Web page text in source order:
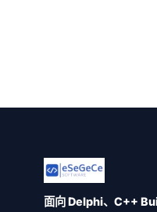
面向 Delphi、C++